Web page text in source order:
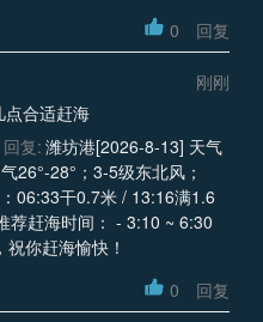
0 回复
刚刚
点合适赶海
回复: 潍坊港[2026-8-13] 天气
26°-28°；3-5级东北风；
06:33干0.7米 / 13:16满1.6
荐赶海时间： - 3:10 ~ 6:30
你赶海愉快！
0 回复